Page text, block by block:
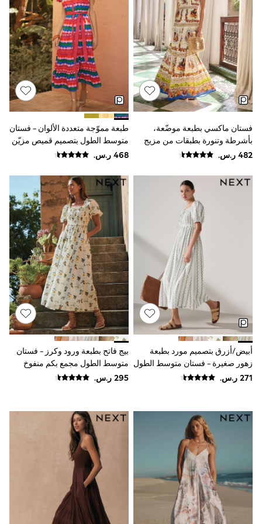
Sun Hats & Caps
Resort Styles
Boys' Holiday Shop
Boys' Travel Styles
Sunset Styles
Occasionwear
Sets & Outfits
Linen Collection
Tops & T-Shirts
Shirts
Swimwear
Shorts
Sandals & Clogs
Rash Vests
Sun Hats & Caps
Sunglasses
Baby Holiday Shop
Baby Summer Nightwear
Occasionwear
Dresses
Sets & Outfits
Rompers
Sandals
Swimwear
Sun Hats & Caps
Mens' Holiday Shop
Occasionwear
Shirts
Linen Collection
Polo Shirts
Tops & T-Shirts
Trousers & Chinos
Swimwear
Hats & Caps
Vests
Sunglasses
Beach Towels
Bags
Travel Bags
Luggage
Angel & Rocket
B by Ted Baker
فستان ماكسي بطبعة موضّعة،
بأشرطة وتنورة بطبقات من مزيج
القطن والفيسكوز من Lipsy
طبعة مموّجة متعددة الألوان - فستان
متوسط الطول بتصميم قميص مزيّن
أبيض/أزرق بتصميم مورد بطبعة
زهور صغيرة - فستان متوسط الطول
مجمع بكم منفوخ
بيج فاتح بطبعة ورود وكرز - فستان
متوسط الطول مجمع بكم منفوخ